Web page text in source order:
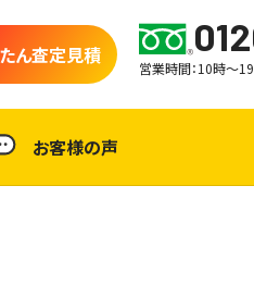
ん査定見積
営業時間：10時～
お客様の声